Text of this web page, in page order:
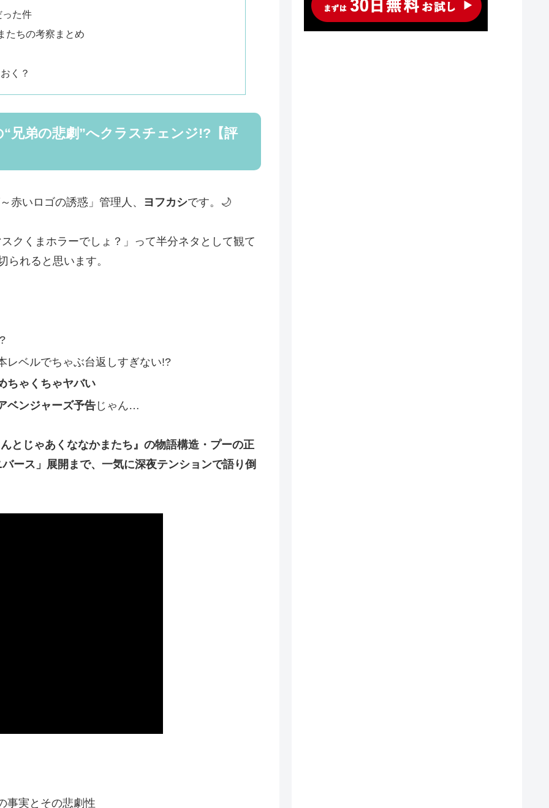
った件
たちの考察まとめ
く？
弟の悲劇”へクラスチェンジ!?【評
赤いロゴの誘惑」管理人、 ヨフカシです。🌙
クくまホラーでしょ？」って半分ネタとして観て
れると思います。
レベルでちゃぶ台返しすぎない!?
ちゃくちゃヤバい
ベンジャーズ予告じゃん…
とじゃあくななかまたち』の物語構造・プーの正
ース」展開まで、一気に深夜テンションで語り倒
事実とその悲劇性